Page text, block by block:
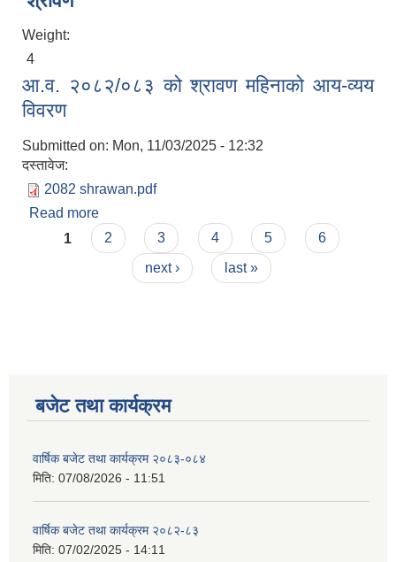
Weight:
4
आ.व. २०८२/०८३ को श्रावण महिनाको आय-व्यय
विवरण
Submitted on: Mon, 11/03/2025 - 12:32
दस्तावेज:
2082 shrawan.pdf
Read more
विवरण
Pages
1 2 3 4 5
6
next ›
last »
बजेट तथा कार्यक्रम
वार्षिक बजेट तथा कार्यक्रम २०८३-०८४
मिति: 07/08/2026 - 11:51
वार्षिक बजेट तथा कार्यक्रम २०८२-८३
मिति: 07/02/2025 - 14:11